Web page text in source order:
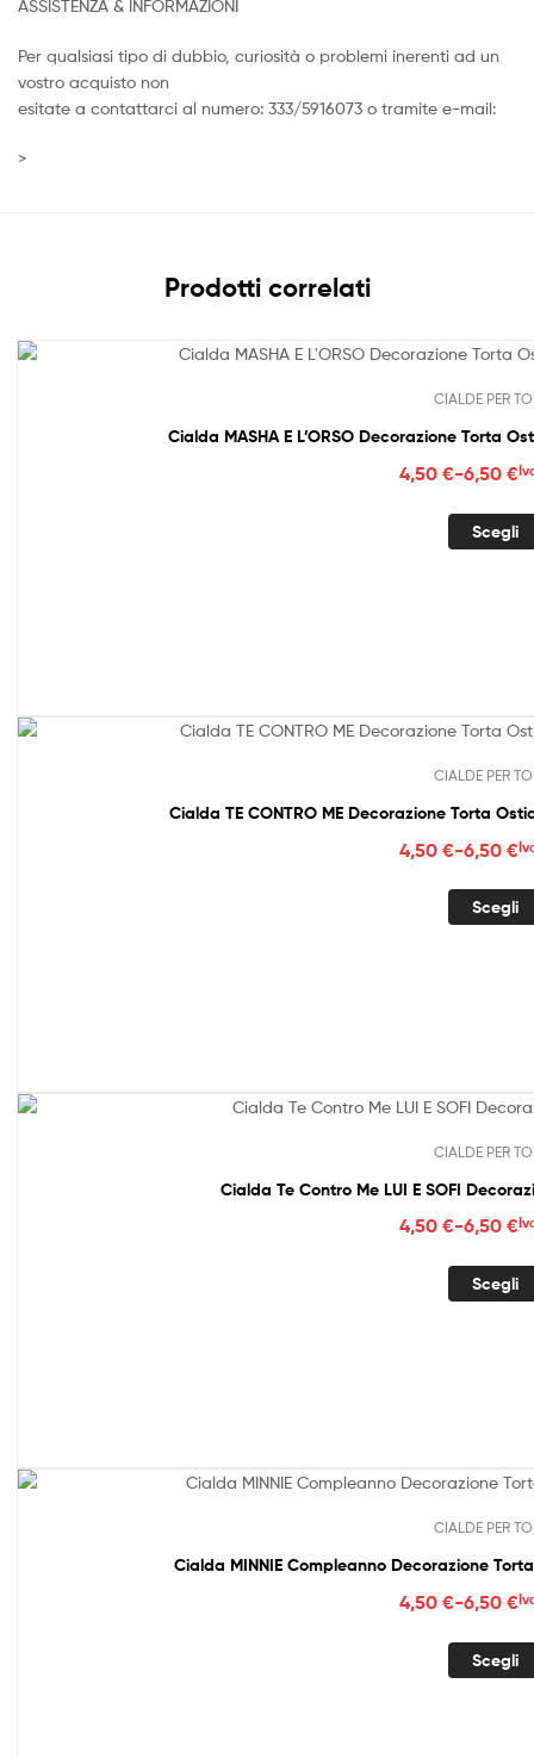
ASSISTENZA & INFORMAZIONI
Per qualsiasi tipo di dubbio, curiosità o problemi inerenti ad un
vostro acquisto non
esitate a contattarci al numero: 333/5916073 o tramite e-mail:
>
Prodotti correlati
CIALDE PER
4,50 €-6,50 €
Scegli
CIALDE PER
Cialda TE CONTRO ME Decorazione Torta
4,50 €-6,50 €
Scegli
CIALDE PER
Cialda Te Contro Me LUI E SOFI
4,50 €-6,50 €
Scegli
CIALDE PER
Cialda MINNIE Compleanno Decorazione
4,50 €-6,50 €
Scegli